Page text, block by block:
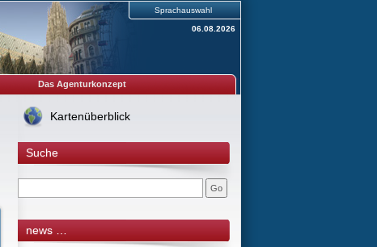
Sprachauswahl
06.08.2026
Das Agenturkonzept
Kartenüberblick
Suche
news …